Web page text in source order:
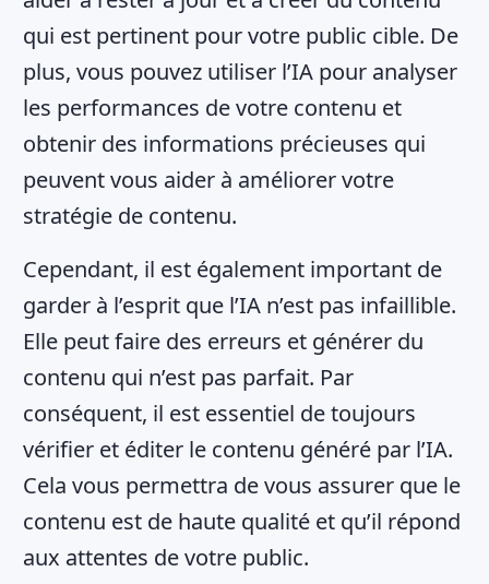
qui est pertinent pour votre public cible. De
plus, vous pouvez utiliser l’IA pour analyser
les performances de votre contenu et
obtenir des informations précieuses qui
peuvent vous aider à améliorer votre
stratégie de contenu.
Cependant, il est également important de
garder à l’esprit que l’IA n’est pas infaillible.
Elle peut faire des erreurs et générer du
contenu qui n’est pas parfait. Par
conséquent, il est essentiel de toujours
vérifier et éditer le contenu généré par l’IA.
Cela vous permettra de vous assurer que le
contenu est de haute qualité et qu’il répond
aux attentes de votre public.